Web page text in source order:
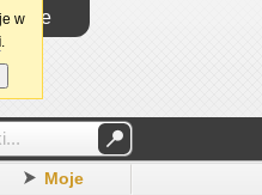
Moje
w
.